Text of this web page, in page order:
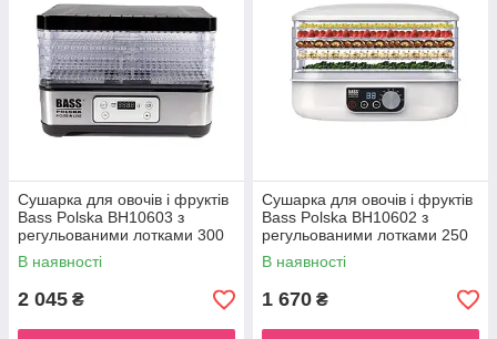
Сушарка для овочів і фруктів
Bass Polska BH10603 з
регульованими лотками 300
Вт
В наявності
2 045 ₴
Сушарка для овочів і фруктів
Bass Polska BH10602 з
регульованими лотками 250
Вт
В наявності
1 670 ₴